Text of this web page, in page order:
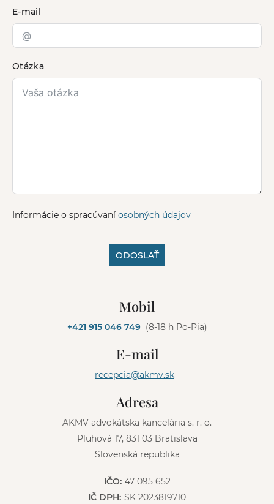
E-mail
Otázka
Informácie o spracúvaní osobných údajov
ODOSLAŤ
Mobil
+421 915 046 749 (8-18 h Po-Pia)
E-mail
recepcia@akmv.sk
Adresa
AKMV advokátska kancelária s. r. o.
Pluhová 17, 831 03 Bratislava
Slovenská republika
IČO: 47 095 652
IČ DPH: SK 2023819710